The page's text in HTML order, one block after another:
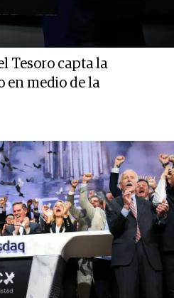
Tesoro capta la
en medio de la